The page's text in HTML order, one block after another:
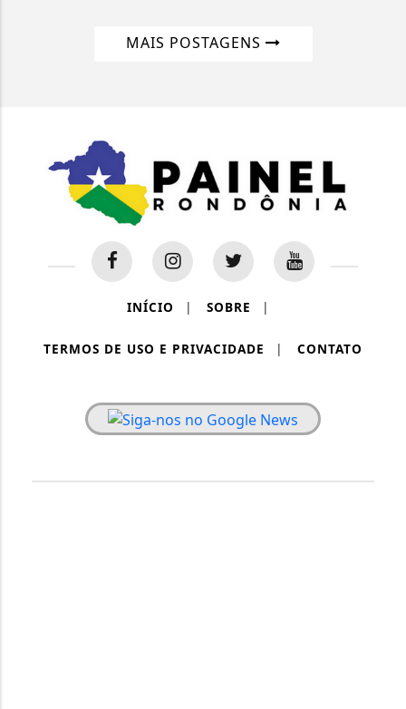
MAIS POSTAGENS
INÍCIO | SOBRE |
TERMOS DE USO E PRIVACIDADE | CONTATO